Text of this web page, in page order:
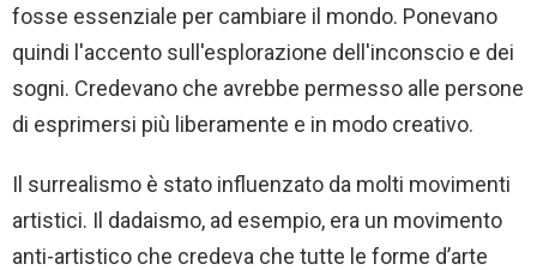
fosse essenziale per cambiare il mondo. Ponevano
quindi l'accento sull'esplorazione dell'inconscio e dei
sogni. Credevano che avrebbe permesso alle persone
di esprimersi più liberamente e in modo creativo.
Il surrealismo è stato influenzato da molti movimenti
artistici. Il dadaismo, ad esempio, era un movimento
anti-artistico che credeva che tutte le forme d’arte